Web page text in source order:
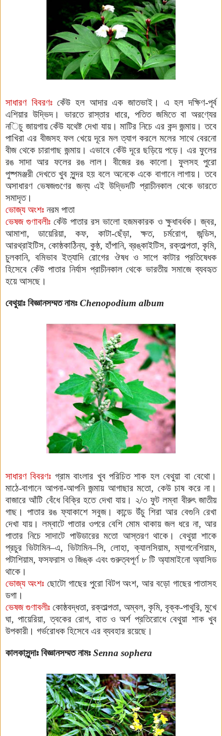
সাধারণ বিবরণঃকেঁউ হল আদার এক জাতভাই। এ হল দক্ষিণ-পূর্ব
এশিয়ার উদ্ভিদ। ভারতে রাস্তার ধারে, পতিত জমিতে বা অরণ্যের
নিচু জায়গায় কেঁউ যথেষ্ট দেখা যায়। মাটির নিচে এর কন্দ জন্মায়। তবে
পাখিরা এর বীজসহ ফল খেয়ে দূরে মল ত্যাগ করলে মলের সাথে বেরনো
বীজ থেকে চারাগাছ জন্মায়। এভাবে কেঁউ দূরে ছড়িয়ে পড়ে। এর ফুলের
রঙ সাদা আর ফলের রঙ লাল। বীজের রঙ কালো। ফুলসহ পুরো
পুষ্পমঞ্জরী দেখতে খুব সুন্দর হয় বলে অনেকে একে বাগানে লাগায়। তবে
অসাধারণ ভেষজগুণের জন্য এই উদ্ভিদটি প্রাচীনকাল থেকে ভারতে
সমাদৃত।
ভোজ্য অংশঃ নরম পাতা
ভেষজ গুণাবলীঃ কেঁউ পাতার রস ভালো হজমকারক ও ক্ষুধাবর্ধক। জ্বর,
আমাশা, ডায়েরিয়া, কফ, কাটা-ছেঁড়া, ক্ষত, চর্মরোগ, জন্ডিস,
আরথ্রাইটিস, কোষ্ঠকাঠিন্য, কুষ্ঠ, হাঁপানি, ব্রঙ্কাইটিস, রক্তাল্পতা, কৃমি,
চুলকানি, বমিভাব ইত্যাদি রোগের ঔষধ ও সাপে কাটার প্রতিষেধক
হিসেবে কেঁউ পাতার নির্যাস প্রাচীনকাল থেকে ভারতীয় সমাজে ব্যবহৃত
হয়ে আসছে।
বেথুয়াঃ বিজ্ঞানসম্মত নামঃ Chenopodium album
সাধারণ বিবরণঃ গ্রাম বাংলার খুব পরিচিত শাক হল বেথুয়া বা বেথো।
মাঠে-বাগানে আপনা-আপনি জন্মায় আগাছার মতো, কেউ চাষ করে না।
বাজারে আঁটি বেঁধে বিক্রি হতে দেখা যায়। ২/৩ ফুট লম্বা বীরুৎ জাতীয়
গাছ। পাতার রঙ ফ্যাকাশে সবুজ। কান্ডে উঁচু শিরা আর বেগুনি রেখা
দেখা যায়। লম্বাটে পাতার ওপরে বেশি মোম থাকায় জল ধরে না, আর
পাতার নিচে সাদাটে পাউডারের মতো আস্তরণ থাকে। বেথুয়া শাকে
প্রচুর ভিটামিন–এ, ভিটামিন–সি, লোহা, ক্যালসিয়াম, ম্যাগনেশিয়াম,
পটাশিয়াম, ফসফরাস ও জিঙ্ক এবং গুরুত্বপূর্ণ ৮ টি অ্যামাইনো অ্যাসিড
থাকে।
ভোজ্য অংশঃ ছোটো গাছের পুরো বিটপ অংশ, আর বড়ো গাছের পাতাসহ
ডগা।
ভেষজ গুণাবলীঃ কোষ্ঠবদ্ধতা, রক্তাল্পতা, অম্বল, কৃমি, বৃক্ক-পাথুরি, মুখে
ঘা, পায়েরিয়া, ত্বকের রোগ, বাত ও অর্শ প্রতিরোধে বেথুয়া শাক খুব
উপকারী। গর্ভরোধক হিসেবে এর ব্যবহার রয়েছে।
কালকাসুন্দাঃ বিজ্ঞানসম্মত নামঃ Senna sophera